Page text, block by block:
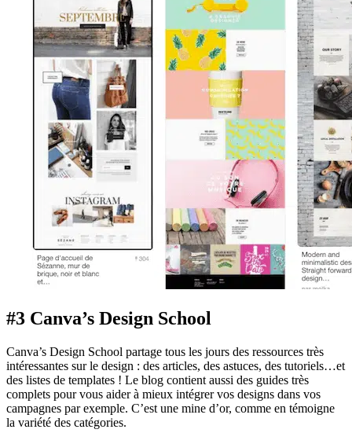
#3 Canva’s Design School
Canva’s Design School partage tous les jours des ressources très
intéressantes sur le design : des articles, des astuces, des tutoriels…et
des listes de templates ! Le blog contient aussi des guides très
complets pour vous aider à mieux intégrer vos designs dans vos
campagnes par exemple. C’est une mine d’or, comme en témoigne
la variété des catégories.